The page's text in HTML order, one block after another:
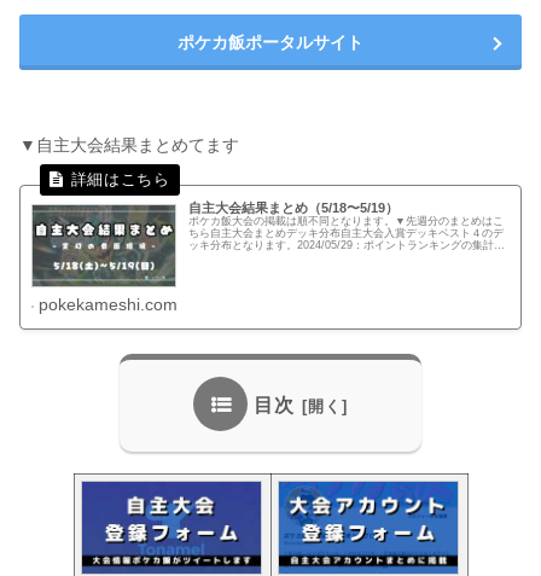
ポケカ飯ポータルサイト
▼自主大会結果まとめてます
自主大会結果まとめ（5/18〜5/19）
ポケカ飯大会の掲載は順不同となります。▼先週分のまとめはこ
ちら自主大会まとめデッキ分布自主大会入賞デッキベスト４のデ
ッキ分布となります。2024/05/29：ポイントランキングの集計範
pokekameshi.com
目次